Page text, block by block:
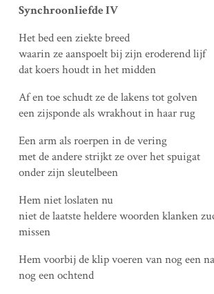
Synchroonliefde IV
Het bed een ziekte breed
waarin ze aanspoelt bij zijn eroderend lijf
dat koers houdt in het midden
Af en toe schudt ze de lakens tot golven
een zijsponde als wrakhout in haar rug
Een arm als roerpen in de vering
met de andere strijkt ze over het spuigat
onder zijn sleutelbeen
Hem niet loslaten nu
niet de laatste heldere woorden klanken
missen
Hem voorbij de klip voeren van nog een
nog een ochtend